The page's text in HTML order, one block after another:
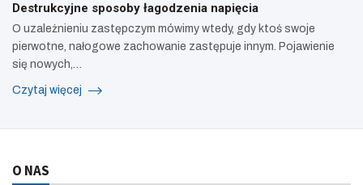
Destrukcyjne sposoby łagodzenia napięcia
O uzależnieniu zastępczym mówimy wtedy, gdy ktoś swoje
pierwotne, nałogowe zachowanie zastępuje innym. Pojawienie
się nowych,…
Czytaj więcej
O NAS